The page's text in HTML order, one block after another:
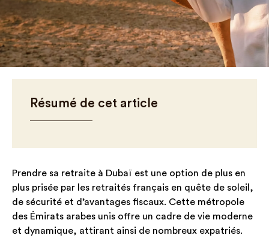
Prendre sa retraite à Dubaï est une option de plus en
plus prisée par les retraités français en quête de soleil,
de sécurité et d’avantages fiscaux. Cette métropole
des Émirats arabes unis offre un cadre de vie moderne
et dynamique, attirant ainsi de nombreux expatriés.
Résumé de cet article